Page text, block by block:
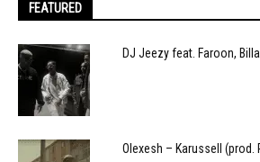
FEATURED
DJ Jeezy feat. Faroon,
Olexesh – Karussell (prod.